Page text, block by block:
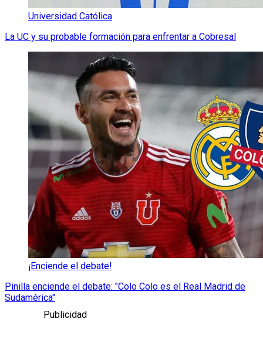
Universidad Católica
La UC y su probable formación para enfrentar a Cobresal
¡Enciende el debate!
Pinilla enciende el debate: "Colo Colo es el Real Madrid de
Sudamérica"
Publicidad